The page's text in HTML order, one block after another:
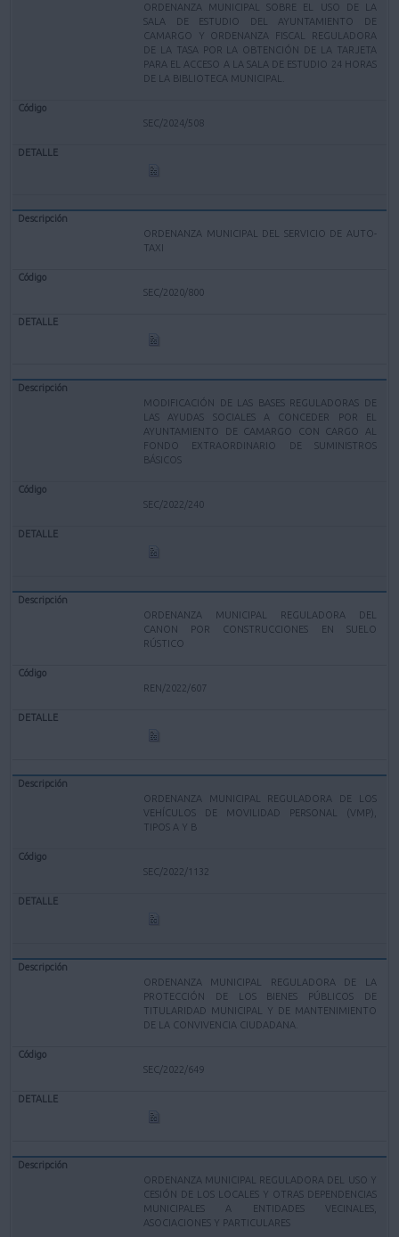
ORDENANZA MUNICIPAL SOBRE EL USO DE LA
SALA DE ESTUDIO DEL AYUNTAMIENTO DE
CAMARGO Y ORDENANZA FISCAL REGULADORA
DE LA TASA POR LA OBTENCIÓN DE LA TARJETA
PARA EL ACCESO A LA SALA DE ESTUDIO 24 HORAS
DE LA BIBLIOTECA MUNICIPAL.
SEC/2024/508
ORDENANZA MUNICIPAL DEL SERVICIO DE AUTO-
TAXI
SEC/2020/800
MODIFICACIÓN DE LAS BASES REGULADORAS DE
LAS AYUDAS SOCIALES A CONCEDER POR EL
AYUNTAMIENTO DE CAMARGO CON CARGO AL
FONDO EXTRAORDINARIO DE SUMINISTROS
BÁSICOS
SEC/2022/240
ORDENANZA MUNICIPAL REGULADORA DEL
CANON POR CONSTRUCCIONES EN SUELO
RÚSTICO
REN/2022/607
ORDENANZA MUNICIPAL REGULADORA DE LOS
VEHÍCULOS DE MOVILIDAD PERSONAL (VMP),
TIPOS A Y B
SEC/2022/1132
ORDENANZA MUNICIPAL REGULADORA DE LA
PROTECCIÓN DE LOS BIENES PÚBLICOS DE
TITULARIDAD MUNICIPAL Y DE MANTENIMIENTO
DE LA CONVIVENCIA CIUDADANA.
SEC/2022/649
ORDENANZA MUNICIPAL REGULADORA DEL USO Y
CESIÓN DE LOS LOCALES Y OTRAS DEPENDENCIAS
MUNICIPALES A ENTIDADES VECINALES,
ASOCIACIONES Y PARTICULARES